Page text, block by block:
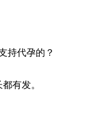
持代孕的？
有发。